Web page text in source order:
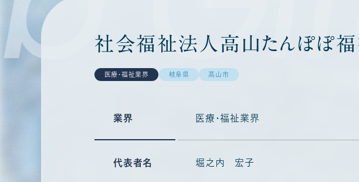
社会福祉法人高山たんぽぽ
医療・福祉業界 岐阜県 高山市
業界 医療・福祉業界
代表者名 堀之内 宏子